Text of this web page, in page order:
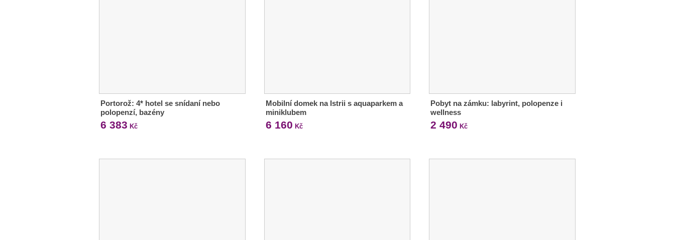
Portorož: 4* hotel se snídaní nebo
polopenzí, bazény
6 383 Kč
Mobilní domek na Istrii s aquaparkem a
miniklubem
6 160 Kč
Pobyt na zámku: labyrint, polopenze i
wellness
2 490 Kč